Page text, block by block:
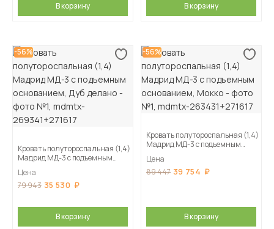
В корзину В корзину
-56%
Кровать полутороспальная (1,4)
Мадрид МД-3 с подъемным
Цена
79 943 35 530
В корзину
-56%
Кровать полутороспальная (1,4)
Мадрид МД-3 с подъемным
Цена
89 447 39 754
В корзину